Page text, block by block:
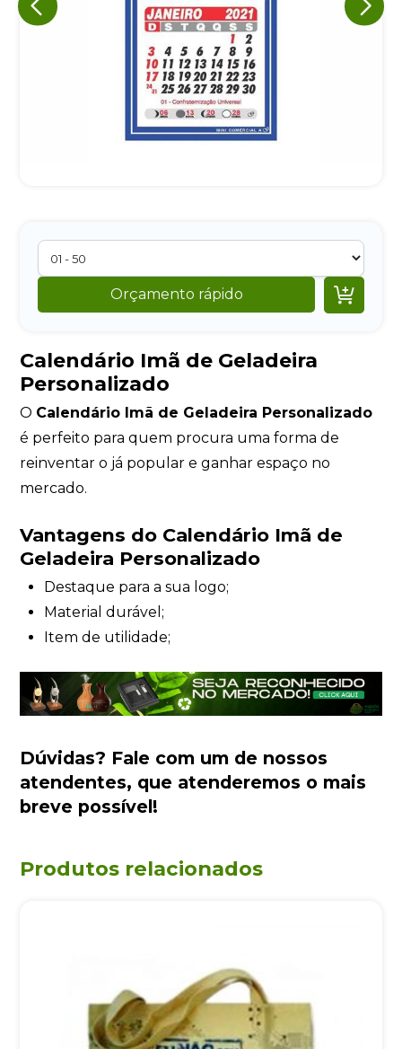
Orçamento rápido 
Calendário Imã de Geladeira
Personalizado
O Calendário Imã de Geladeira Personalizado
é perfeito para quem procura uma forma de
reinventar o já popular e ganhar espaço no
mercado.
Vantagens do Calendário Imã de
Geladeira Personalizado
Destaque para a sua logo;
Material durável;
Item de utilidade;
Dúvidas? Fale com um de nossos
atendentes, que atenderemos o mais
breve possível!
Produtos relacionados
Iniciar conversa